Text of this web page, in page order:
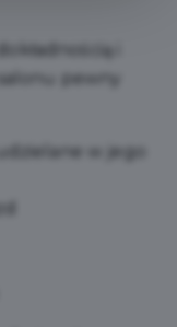
i
pewny
w jego